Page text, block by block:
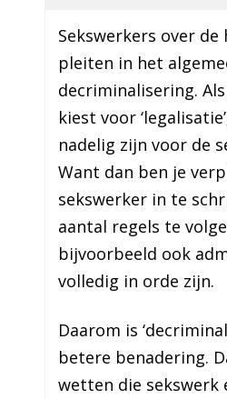
Sekswerkers over de
pleiten in het
decriminalisering.
kiest voor
nadelig zijn voor de
Want dan ben je
sekswerker in te
aantal regels te
bijvoorbeeld ook
volledig in orde zijn.
Daarom is
betere benadering.
wetten die sekswerk